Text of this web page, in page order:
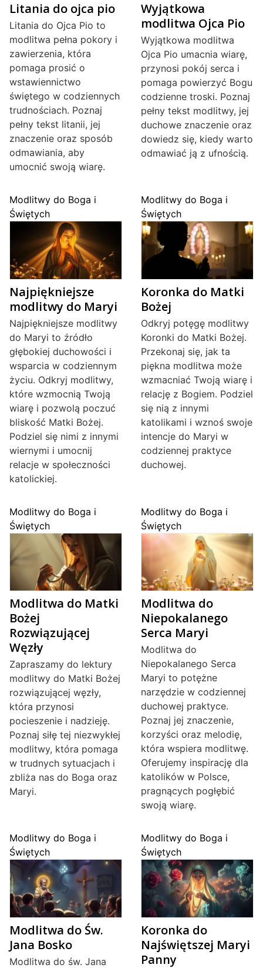
Litania do ojca pio
Litania do Ojca Pio to
modlitwa pełna pokory i
zawierzenia, która
pomaga prosić o
wstawiennictwo
świętego w codziennych
trudnościach. Poznaj
pełny tekst litanii, jej
znaczenie oraz sposób
odmawiania, aby
umocnić swoją wiarę.
Wyjątkowa
modlitwa Ojca Pio
Wyjątkowa modlitwa
Ojca Pio umacnia wiarę,
przynosi pokój serca i
pomaga powierzyć Bogu
codzienne troski. Poznaj
pełny tekst modlitwy, jej
duchowe znaczenie oraz
dowiedz się, kiedy warto
odmawiać ją z ufnością.
Modlitwy do Boga i
Świętych
Najpiękniejsze
modlitwy do Maryi
Najpiękniejsze modlitwy
do Maryi to źródło
głębokiej duchowości i
wsparcia w codziennym
życiu. Odkryj modlitwy,
które wzmocnią Twoją
wiarę i pozwolą poczuć
bliskość Matki Bożej.
Podziel się nimi z innymi
wiernymi i umocnij
relacje w społeczności
katolickiej.
Modlitwy do Boga i
Świętych
Koronka do Matki
Bożej
Odkryj potęgę modlitwy
Koronki do Matki Bożej.
Przekonaj się, jak ta
piękna modlitwa może
wzmacniać Twoją wiarę i
relację z Bogiem. Podziel
się nią z innymi
katolikami i wznoś swoje
intencje do Maryi w
codziennej praktyce
duchowej.
Modlitwy do Boga i
Świętych
Modlitwa do Matki
Bożej
Rozwiązującej
Węzły
Zapraszamy do lektury
modlitwy do Matki Bożej
rozwiązującej węzły,
która przynosi
pocieszenie i nadzieję.
Poznaj siłę tej niezwykłej
modlitwy, która pomaga
w trudnych sytuacjach i
zbliża nas do Boga oraz
Maryi.
Modlitwy do Boga i
Świętych
Modlitwa do
Niepokalanego
Serca Maryi
Modlitwa do
Niepokalanego Serca
Maryi to potężne
narzędzie w codziennej
duchowej praktyce.
Poznaj jej znaczenie,
korzyści oraz melodię,
która wspiera modlitwę.
Oferujemy inspirację dla
katolików w Polsce,
pragnących pogłębić
swoją wiarę.
Modlitwy do Boga i
Świętych
Modlitwa do Św.
Jana Bosko
Modlitwa do św. Jana
Modlitwy do Boga i
Świętych
Koronka do
Najświętszej Maryi
Panny